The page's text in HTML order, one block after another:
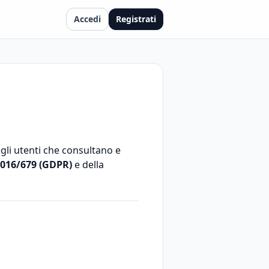
Accedi Registrati
utenti che consultano e
679 (GDPR)e della